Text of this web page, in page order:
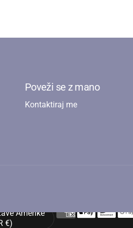
Poveži se z mano
Kontaktiraj me
Amerike
€)